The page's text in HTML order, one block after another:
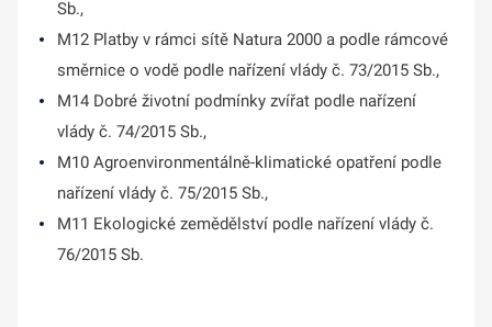
Sb.,
M12 Platby v rámci sítě Natura 2000 a podle rámcové
směrnice o vodě podle nařízení vlády č. 73/2015 Sb.,
M14 Dobré životní podmínky zvířat podle nařízení
vlády č. 74/2015 Sb.,
M10 Agroenvironmentálně-klimatické opatření podle
nařízení vlády č. 75/2015 Sb.,
M11 Ekologické zemědělství podle nařízení vlády č.
76/2015 Sb.